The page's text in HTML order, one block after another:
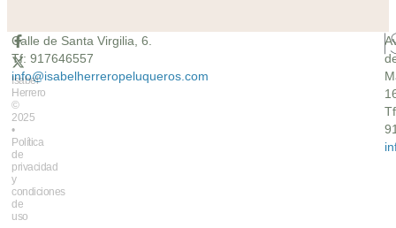
Calle de Santa Virgilia, 6.
Tf: 917646557
info@isabelherreropeluqueros.com
Isabel
Herrero
©
2025
•
Política
de
privacidad
y
condiciones
de
uso